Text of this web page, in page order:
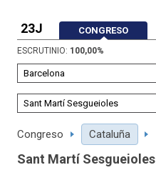
23J CONGRESO
ESCRUTINIO: 100,00%
Congreso Cataluña
Sant Martí Sesgueioles